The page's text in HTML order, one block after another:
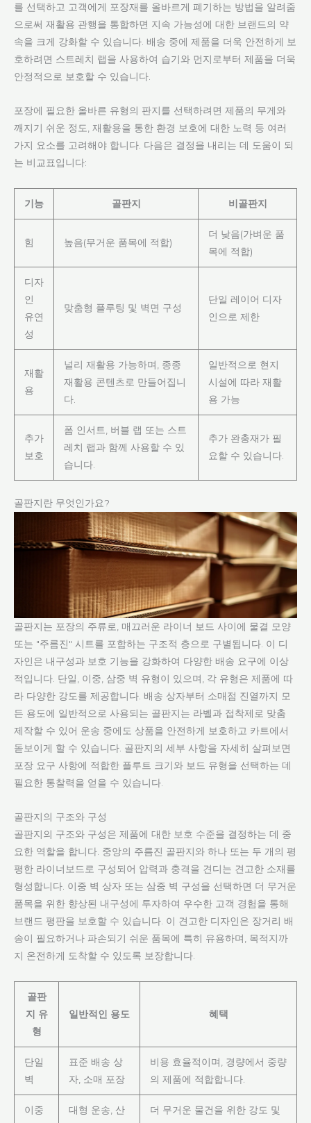
를 선택하고 고객에게 포장재를 올바르게 폐기하는 방법을 알려줌
으로써 재활용 관행을 통합하면 지속 가능성에 대한 브랜드의 약
속을 크게 강화할 수 있습니다. 배송 중에 제품을 더욱 안전하게 보
호하려면 스트레치 랩을 사용하여 습기와 먼지로부터 제품을 더욱
안정적으로 보호할 수 있습니다.
포장에 필요한 올바른 유형의 판지를 선택하려면 제품의 무게와
깨지기 쉬운 정도, 재활용을 통한 환경 보호에 대한 노력 등 여러
가지 요소를 고려해야 합니다. 다음은 결정을 내리는 데 도움이 되
는 비교표입니다:
기능 골판지 비골판지
힘 높음(무거운 품목에 적합)
더 낮음(가벼운 품
목에 적합)
디자
인
유연
성
맞춤형 플루팅 및 벽면 구성
단일 레이어 디자
인으로 제한
재활
용
널리 재활용 가능하며, 종종
재활용 콘텐츠로 만들어집니
다.
일반적으로 현지
시설에 따라 재활
용 가능
추가
보호
폼 인서트, 버블 랩 또는 스트
레치 랩과 함께 사용할 수 있
습니다.
추가 완충재가 필
요할 수 있습니다.
골판지란 무엇인가요?
골판지는 포장의 주류로, 매끄러운 라이너 보드 사이에 물결 모양
또는 "주름진" 시트를 포함하는 구조적 층으로 구별됩니다. 이 디
자인은 내구성과 보호 기능을 강화하여 다양한 배송 요구에 이상
적입니다. 단일, 이중, 삼중 벽 유형이 있으며, 각 유형은 제품에 따
라 다양한 강도를 제공합니다. 배송 상자부터 소매점 진열까지 모
든 용도에 일반적으로 사용되는 골판지는 라벨과 접착제로 맞춤
제작할 수 있어 운송 중에도 상품을 안전하게 보호하고 카트에서
돋보이게 할 수 있습니다. 골판지의 세부 사항을 자세히 살펴보면
포장 요구 사항에 적합한 플루트 크기와 보드 유형을 선택하는 데
필요한 통찰력을 얻을 수 있습니다.
골판지의 구조와 구성
골판지의 구조와 구성은 제품에 대한 보호 수준을 결정하는 데 중
요한 역할을 합니다. 중앙의 주름진 골판지와 하나 또는 두 개의 평
평한 라이너보드로 구성되어 압력과 충격을 견디는 견고한 소재를
형성합니다. 이중 벽 상자 또는 삼중 벽 구성을 선택하면 더 무거운
품목을 위한 향상된 내구성에 투자하여 우수한 고객 경험을 통해
브랜드 평판을 보호할 수 있습니다. 이 견고한 디자인은 장거리 배
송이 필요하거나 파손되기 쉬운 품목에 특히 유용하며, 목적지까
지 온전하게 도착할 수 있도록 보장합니다.
골판
지 유
형
일반적인 용도 혜택
단일
벽
표준 배송 상
자, 소매 포장
비용 효율적이며, 경량에서 중량
의 제품에 적합합니다.
이중
대형 운송, 산
더 무거운 물건을 위한 강도 및